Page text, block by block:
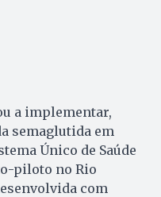
a implementar,
semaglutida em
Único de Saúde
piloto no Rio
com